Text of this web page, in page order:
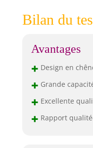
Bilan du
Avantages
+ Design en
+ Grande
+ Excellente
+ Rapport